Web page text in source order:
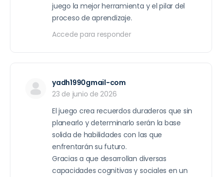
juego la mejor herramienta y el pilar del
proceso de aprendizaje.
Accede para responder
yadh1990gmail-com
23 de junio de 2026
El juego crea recuerdos duraderos que sin
planearlo y determinarlo serán la base
solida de habilidades con las que
enfrentarán su futuro.
Gracias a que desarrollan diversas
capacidades cognitivas y sociales en un